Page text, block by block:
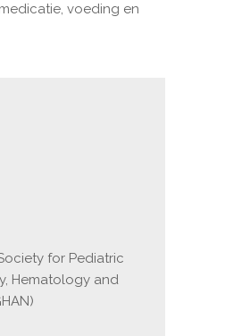
voeding en
for Pediatric
Hematology and